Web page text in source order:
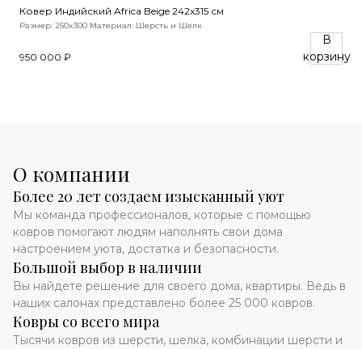
Ковер Индийский Africa Beige 242x315 см
Размер: 250x300 Материал: Шерсть и Шелк
950 000 ₽
В
корзину
О компании
Более 20 лет создаем изысканный уют
Мы команда профессионалов, которые с помощью
ковров помогают людям наполнять свои дома
настроением уюта, достатка и безопасности.
Большой выбор в наличии
Вы найдете решение для своего дома, квартиры. Ведь в
наших салонах представлено более 25 000 ковров.
Ковры со всего мира
Тысячи ковров из шерсти, шелка, комбинации шерсти и